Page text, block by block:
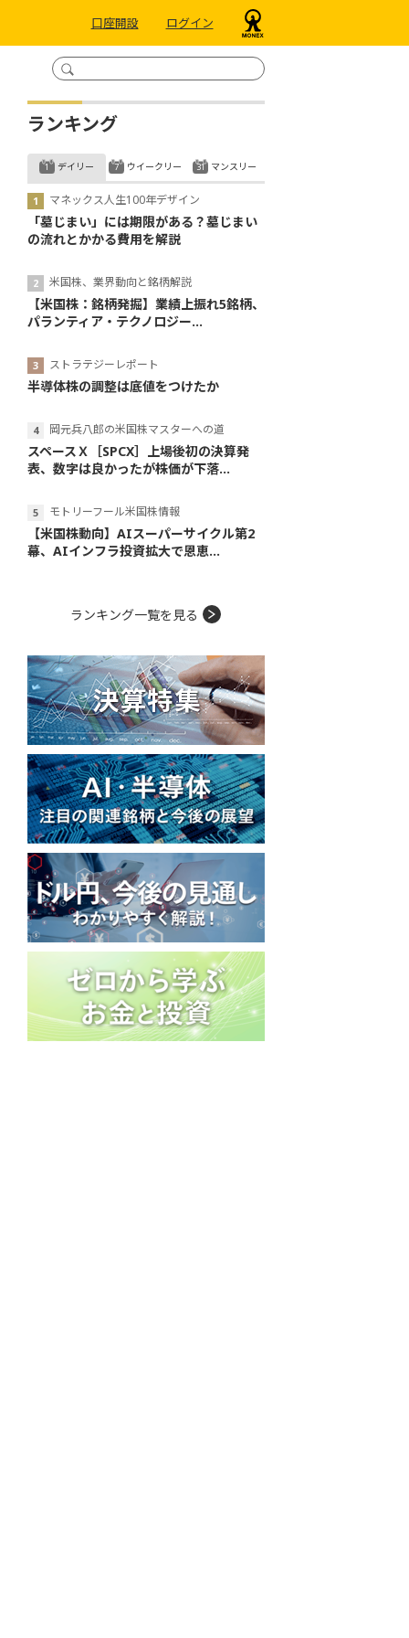
口座開設 ログイン
ランキング
デイリー
マネックス人生100年デザイン
「墓じまい」には期限がある？墓じまい
の流れとかかる費用を解説
米国株、業界動向と銘柄解説
【米国株：銘柄発掘】業績上振れ5銘柄、
パランティア・テクノロジー...
ストラテジーレポート
半導体株の調整は底値をつけたか
岡元兵八郎の米国株マスターへの道
スペースＸ［SPCX］上場後初の決算発
表、数字は良かったが株価が下落...
モトリーフール米国株情報
【米国株動向】AIスーパーサイクル第2
幕、AIインフラ投資拡大で恩恵...
ウイークリー マンスリー
ランキング一覧を見る